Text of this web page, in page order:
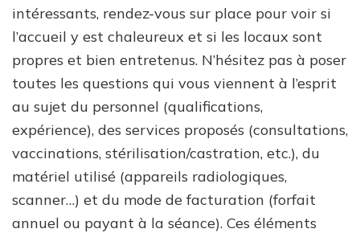
intéressants, rendez-vous sur place pour voir si
l’accueil y est chaleureux et si les locaux sont
propres et bien entretenus. N’hésitez pas à poser
toutes les questions qui vous viennent à l’esprit
au sujet du personnel (qualifications,
expérience), des services proposés (consultations,
vaccinations, stérilisation/castration, etc.), du
matériel utilisé (appareils radiologiques,
scanner…) et du mode de facturation (forfait
annuel ou payant à la séance). Ces éléments